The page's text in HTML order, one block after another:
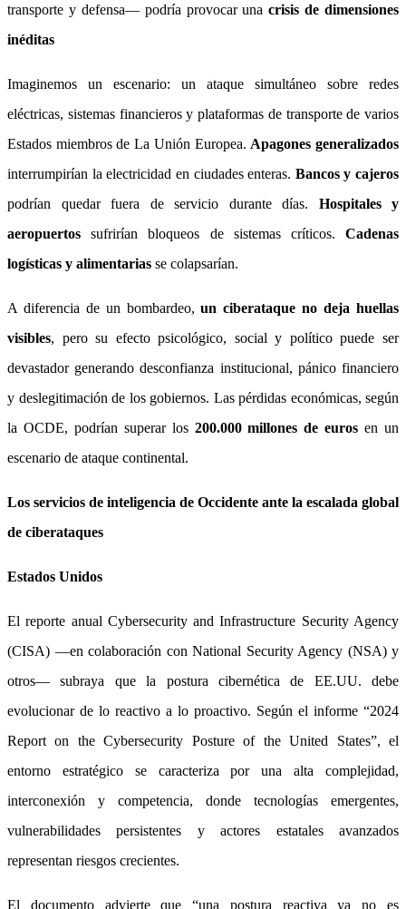
transporte y defensa— podría provocar unacrisis de dimensiones
inéditas
Imaginemos un escenario: un ataque simultáneo sobre redes
eléctricas, sistemas financieros y plataformas de transporte de varios
Estados miembros de La Unión Europea. Apagones generalizados
interrumpirían la electricidad en ciudades enteras. Bancos y cajeros
podrían quedar fuera de servicio durante días. Hospitales y
aeropuertos sufrirían bloqueos de sistemas críticos. Cadenas
logísticas y alimentarias se colapsarían.
A diferencia de un bombardeo,un ciberataque no deja huellas
visibles, pero su efecto psicológico, social y político puede ser
devastador generando desconfianza institucional, pánico financiero
y deslegitimación de los gobiernos. Las pérdidas económicas, según
la OCDE, podrían superar los 200.000 millones de euros en un
escenario de ataque continental.
Los servicios de inteligencia de Occidente ante la escalada global
de ciberataques
Estados Unidos
El reporte anual Cybersecurity and Infrastructure Security Agency
(CISA) —en colaboración con National Security Agency (NSA) y
otros— subraya que la postura cibernética de EE.UU. debe
evolucionar de lo reactivo a lo proactivo. Según el informe “2024
Report on the Cybersecurity Posture of the United States”, el
entorno estratégico se caracteriza por una alta complejidad,
interconexión y competencia, donde tecnologías emergentes,
vulnerabilidades persistentes y actores estatales avanzados
representan riesgos crecientes.
El documento advierte que “una postura reactiva ya no es